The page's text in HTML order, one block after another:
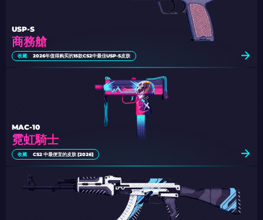
商務艙
USP-S
收藏 2026年值得购买的15款CS2中最佳USP-S皮肤
霓虹騎士
MAC-10
收藏 CS2 中最便宜的皮肤 [2026]